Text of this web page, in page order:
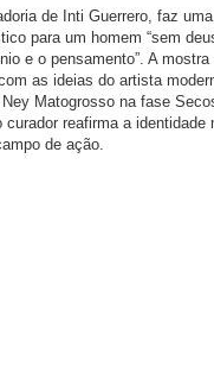
de Inti Guerrero, faz
para um homem “sem
e o pensamento”. A mostra
as ideias do artista
Matogrosso na fase
reafirma a
de ação.